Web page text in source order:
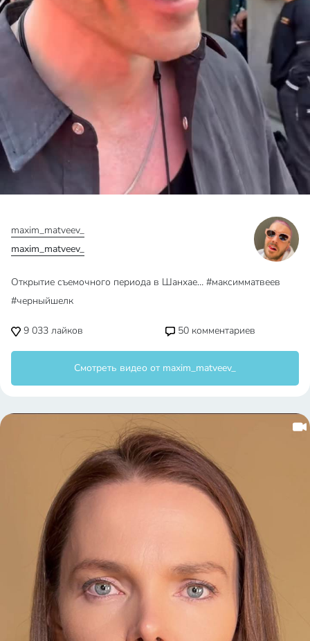
maxim_matveev_
maxim_matveev_
Открытие съемочного периода в Шанхае… #максимматвеев
#черныйшелк
9 033 лайков 50 комментариев
Смотреть видео от maxim_matveev_